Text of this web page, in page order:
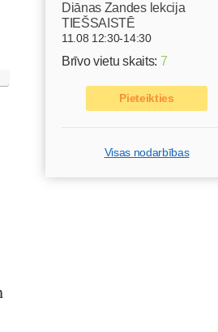
Diānas Zandes lekcija
TIEŠSAISTĒ
11.08 12:30-14:30
Brīvo vietu skaits: 7
Pieteikties
Visas nodarbības